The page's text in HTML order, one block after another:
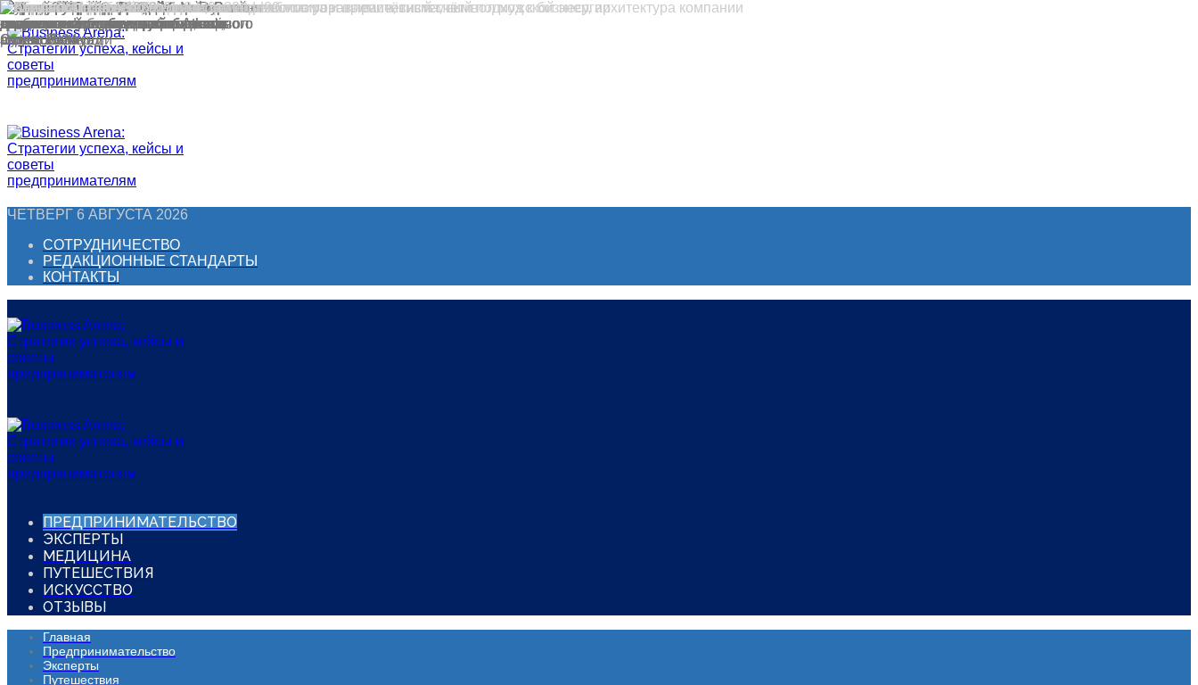
Перейти
к
контенту
ЧЕТВЕРГ 6 АВГУСТА 2026
СОТРУДНИЧЕСТВО
РЕДАКЦИОННЫЕ СТАНДАРТЫ
КОНТАКТЫ
ПРЕДПРИНИМАТЕЛЬСТВО
ЭКСПЕРТЫ
МЕДИЦИНА
ПУТЕШЕСТВИЯ
ИСКУССТВО
ОТЗЫВЫ
Главная
Предпринимательство
Эксперты
Путешествия